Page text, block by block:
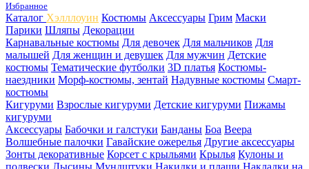
Избранное
Каталог Хэлллоуин Костюмы Аксессуары Грим Маски
Парики Шляпы Декорации
Карнавальные костюмы Для девочек Для мальчиков Для
малышей Для женщин и девушек Для мужчин Детские
костюмы Тематические футболки 3D платья Костюмы-
наездники Морф-костюмы, зентай Надувные костюмы Смарт-
костюмы
Кигуруми Взрослые кигуруми Детские кигуруми Пижамы
кигуруми
Аксессуары Бабочки и галстуки Банданы Боа Веера
Волшебные палочки Гавайские ожерелья Другие аксессуары
Зонты декоративные Корсет с крыльями Крылья Кулоны и
подвески Лысины Мундштуки Накидки и плащи Накладки на